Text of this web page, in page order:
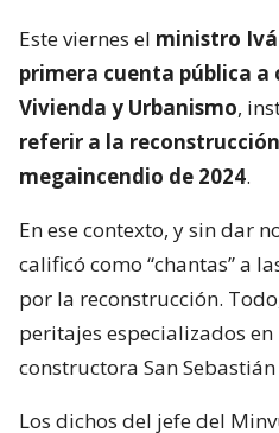
Este viernes el ministro
primera cuenta pública
Vivienda y Urbanismo,
referir a la
megaincendio de 2024.
En ese contexto, y sin dar
calificó como “chantas” a
por la reconstrucción.
peritajes especializados
constructora San
Los dichos del jefe del